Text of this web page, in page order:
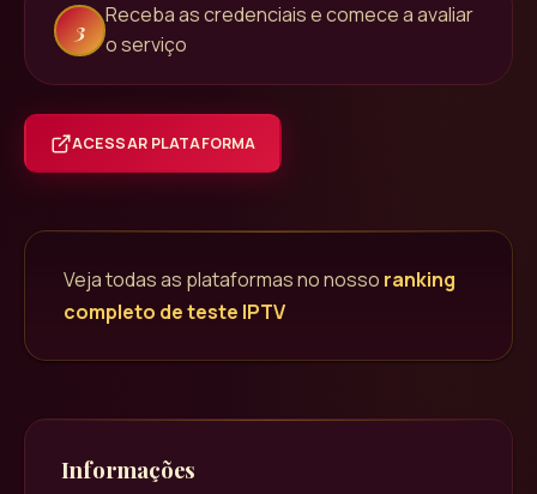
3
Receba as credenciais e comece a avaliar
o serviço
ACESSAR PLATAFORMA
Veja todas as plataformas no nosso ranking
completo de teste IPTV
Informações